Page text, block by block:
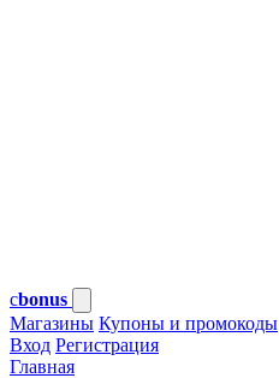
cbonus
Магазины Купоны и промокоды
Вход Регистрация
Главная